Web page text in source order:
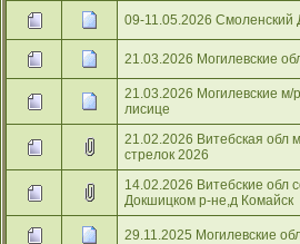
09-11.05.2026 Смоленский
21.03.2026 Могилевские
21.03.2026 Могилевские
лисице
21.02.2026 Витебская обл
стрелок 2026
14.02.2026 Витебские обл
Докшицком р-не,д Комайск
29.11.2025 Могилевские